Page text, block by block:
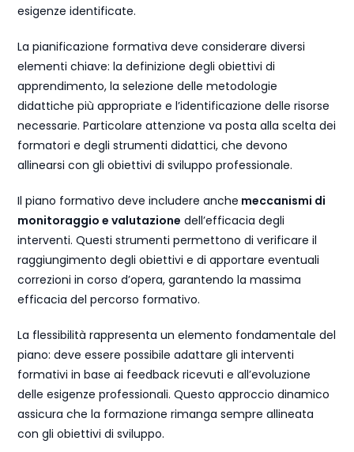
esigenze identificate.
La pianificazione formativa deve considerare diversi
elementi chiave: la definizione degli obiettivi di
apprendimento, la selezione delle metodologie
didattiche più appropriate e l’identificazione delle risorse
necessarie. Particolare attenzione va posta alla scelta dei
formatori e degli strumenti didattici, che devono
allinearsi con gli obiettivi di sviluppo professionale.
Il piano formativo deve includere anche meccanismi di
monitoraggio e valutazione dell’efficacia degli
interventi. Questi strumenti permettono di verificare il
raggiungimento degli obiettivi e di apportare eventuali
correzioni in corso d’opera, garantendo la massima
efficacia del percorso formativo.
La flessibilità rappresenta un elemento fondamentale del
piano: deve essere possibile adattare gli interventi
formativi in base ai feedback ricevuti e all’evoluzione
delle esigenze professionali. Questo approccio dinamico
assicura che la formazione rimanga sempre allineata
con gli obiettivi di sviluppo.